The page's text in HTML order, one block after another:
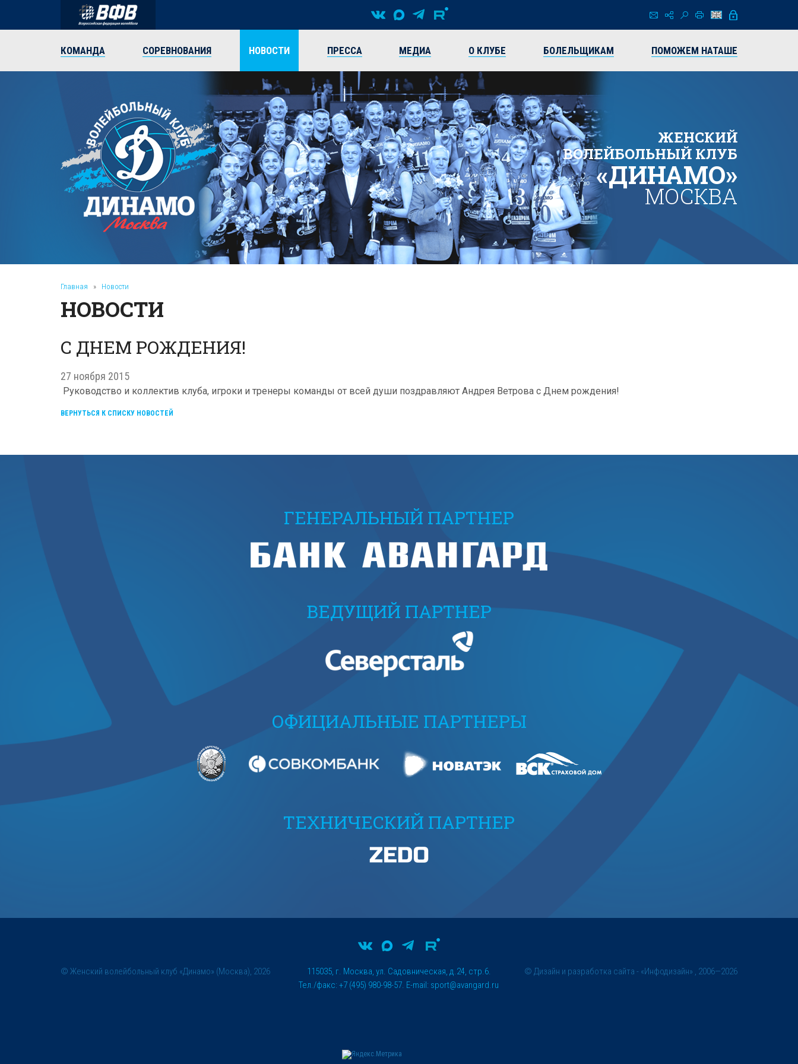
КОМАНДА СОРЕВНОВАНИЯ НОВОСТИ ПРЕССА МЕДИА О КЛУБЕ БОЛЕЛЬЩИКАМ ПОМОЖЕМ НАТАШЕ
ЖЕНСКИЙ
ВОЛЕЙБОЛЬНЫЙ КЛУБ
«ДИНАМО»
МОСКВА
Главная » Новости
НОВОСТИ
С ДНЕМ РОЖДЕНИЯ!
27 ноября 2015
Руководство и коллектив клуба, игроки и тренеры команды от всей души поздравляют Андрея Ветрова с Днем рождения!
ВЕРНУТЬСЯ К СПИСКУ НОВОСТЕЙ
ГЕНЕРАЛЬНЫЙ ПАРТНЕР
ВЕДУЩИЙ ПАРТНЕР
ОФИЦИАЛЬНЫЕ ПАРТНЕРЫ
ТЕХНИЧЕСКИЙ ПАРТНЕР
© Женский волейбольный клуб «Динамо» (Москва), 2026
115035, г. Москва, ул. Садовническая, д.24, стр.6.
Тел./факс: +7 (495) 980-98-57. E-mail: sport@avangard.ru
© Дизайн и разработка сайта - «Инфодизайн» , 2006—2026